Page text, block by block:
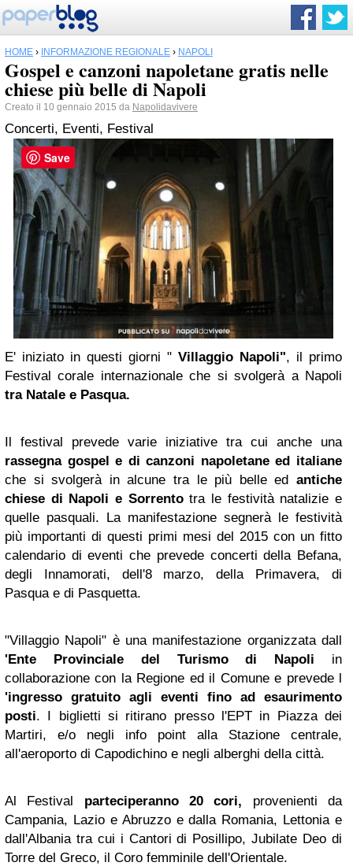
HOME › INFORMAZIONE REGIONALE › NAPOLI
Gospel e canzoni napoletane gratis nelle
chiese più belle di Napoli
Creato il 10 gennaio 2015 da Napolidavivere
Concerti, Eventi, Festival
E' iniziato in questi giorni " Villaggio Napoli", il primo
Festival corale internazionale che si svolgerà a Napoli
tra Natale e Pasqua.
Il festival prevede varie iniziative tra cui anche una
rassegna gospel e di canzoni napoletane ed italiane
che si svolgerà in alcune tra le più belle ed antiche
chiese di Napoli e Sorrentotra le festività natalizie e
quelle pasquali. La manifestazione segnerà le festività
più importanti di questi primi mesi del 2015 con un fitto
calendario di eventi che prevede concerti della Befana,
degli Innamorati, dell'8 marzo, della Primavera, di
Pasqua e di Pasquetta.
"Villaggio Napoli" è una manifestazione organizzata dall
'Ente Provinciale del Turismo di Napoli in
collaborazione con la Regione ed il Comune e prevede l
'ingresso gratuito agli eventi fino ad esaurimento
posti. I biglietti si ritirano presso l'EPT in Piazza dei
Martiri, e/o negli info point alla Stazione centrale,
all'aeroporto di Capodichino e negli alberghi della città.
Al Festival parteciperanno 20 cori, provenienti da
Campania, Lazio e Abruzzo e dalla Romania, Lettonia e
dall'Albania tra cui i Cantori di Posillipo, Jubilate Deo di
Torre del Greco, il Coro femminile dell'Orientale.
Save